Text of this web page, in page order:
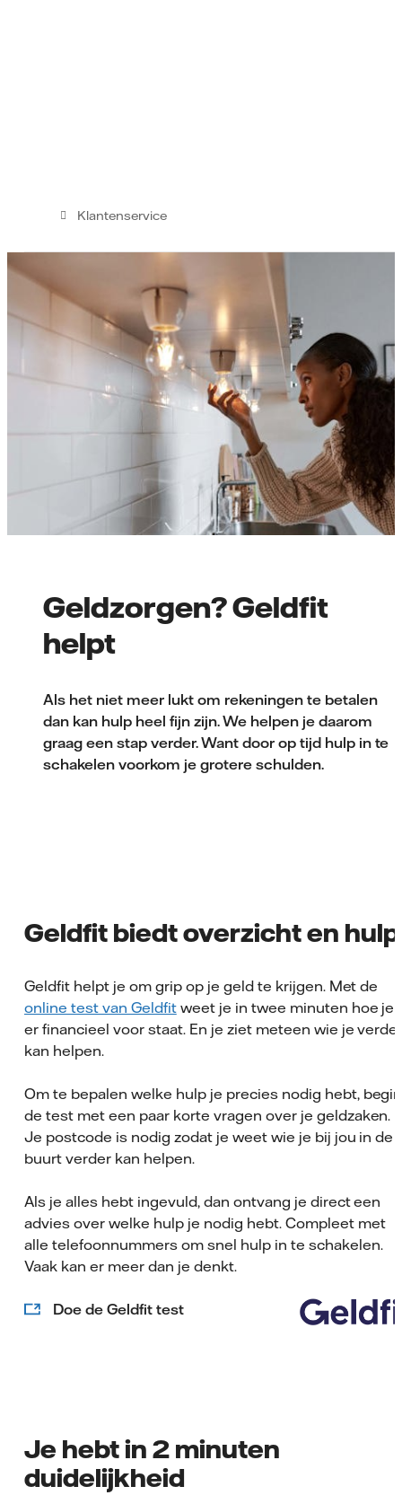
Klantenservice
Geldzorgen? Geldfit
helpt
Als het niet meer lukt om rekeningen te betalen
dan kan hulp heel fijn zijn. We helpen je daarom
graag een stap verder. Want door op tijd hulp in te
schakelen voorkom je grotere schulden.
Geldfit biedt overzicht en hulp
Geldfit helpt je om grip op je geld te krijgen. Met de
online test van Geldfitweet je in twee minuten hoe je
er financieel voor staat. En je ziet meteen wie je
kan helpen.
Om te bepalen welke hulp je precies nodig hebt,
de test met een paar korte vragen over je geldzaken.
Je postcode is nodig zodat je weet wie je bij jou in de
buurt verder kan helpen.
Als je alles hebt ingevuld, dan ontvang je direct een
advies over welke hulp je nodig hebt. Compleet met
alle telefoonnummers om snel hulp in te schakelen.
Vaak kan er meer dan je denkt.
Doe de Geldfit test
Je hebt in 2 minuten
duidelijkheid